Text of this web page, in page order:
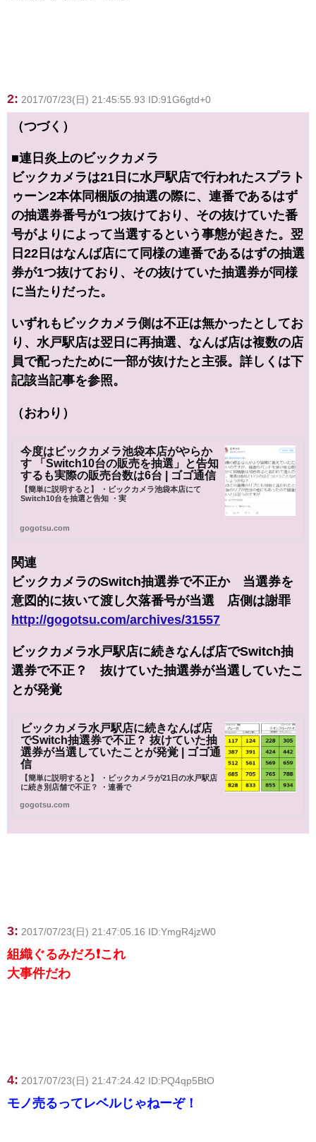
2: 2017/07/23(日) 21:45:55.93 ID:91G6gtd+0
（つづく）
■連日炎上のビックカメラ
ビックカメラは21日に水戸駅店で行われたスプラト
ゥーン2本体同梱版の抽選の際に、連番であるはず
の抽選券番号が1つ抜けており、その抜けていた番
号がよりによって当選するという事態が起きた。翌
日22日はなんば店にて同様の連番であるはずの抽選
券が1つ抜けており、その抜けていた抽選券が同様
に当たりだった。
いずれもビックカメラ側は不正は無かったとしてお
り、水戸駅店は翌日に再抽選、なんば店は複数の店
員で配ったために一部が抜けたと主張。詳しくは下
記該当記事を参照。
（おわり）
今度はビックカメラ池袋本店がやらか
す 「Switch10台の販売を抽選」と告知
するも実際の販売台数は6台 | ゴゴ通信
【簡単に説明すると】 ・ビックカメラ池袋本店にて
Switch10台を抽選と告知 ・実
gogotsu.com
関連
ビックカメラのSwitch抽選券で不正か 当選券を
意図的に抜いて渡し欠落番号が当選 店側は謝罪
http://gogotsu.com/archives/31557
ビックカメラ水戸駅店に続きなんば店でSwitch抽
選券で不正？ 抜けていた抽選券が当選していたこ
とが発覚
ビックカメラ水戸駅店に続きなんば店
でSwitch抽選券で不正？ 抜けていた抽
選券が当選していたことが発覚 | ゴゴ通
信
【簡単に説明すると】 ・ビックカメラが21日の水戸駅店
に続き別店舗で不正？ ・連番で
gogotsu.com
3: 2017/07/23(日) 21:47:05.16 ID:YmgR4jzW0
組織ぐるみだろ❗これ
大事件だわ
4: 2017/07/23(日) 21:47:24.42 ID:PQ4qp5BtO
モノ売るってレベルじゃねーぞ！